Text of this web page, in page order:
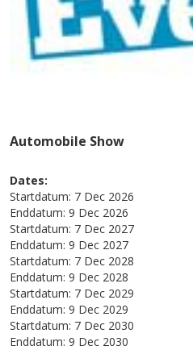
Automobile Show
Dates:
Startdatum: 7 Dec 2026
Enddatum: 9 Dec 2026
Startdatum: 7 Dec 2027
Enddatum: 9 Dec 2027
Startdatum: 7 Dec 2028
Enddatum: 9 Dec 2028
Startdatum: 7 Dec 2029
Enddatum: 9 Dec 2029
Startdatum: 7 Dec 2030
Enddatum: 9 Dec 2030